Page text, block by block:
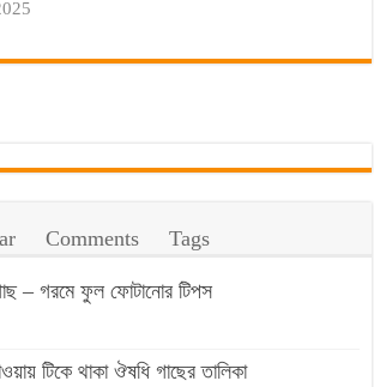
Comments Tags
– গরমে ফুল ফোটানোর টিপস
টিকে থাকা ঔষধি গাছের তালিকা